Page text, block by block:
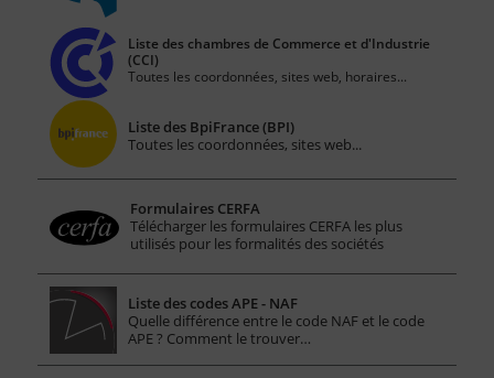
Liste des chambres de Commerce et d'Industrie
(CCI)
Toutes les coordonnées, sites web, horaires...
Liste des BpiFrance (BPI)
Toutes les coordonnées, sites web...
Formulaires CERFA
Télécharger les formulaires CERFA les plus
utilisés pour les formalités des sociétés
Liste des codes APE - NAF
Quelle différence entre le code NAF et le code
APE ? Comment le trouver…